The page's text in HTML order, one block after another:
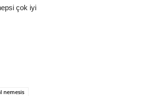
çok iyi
nemesis